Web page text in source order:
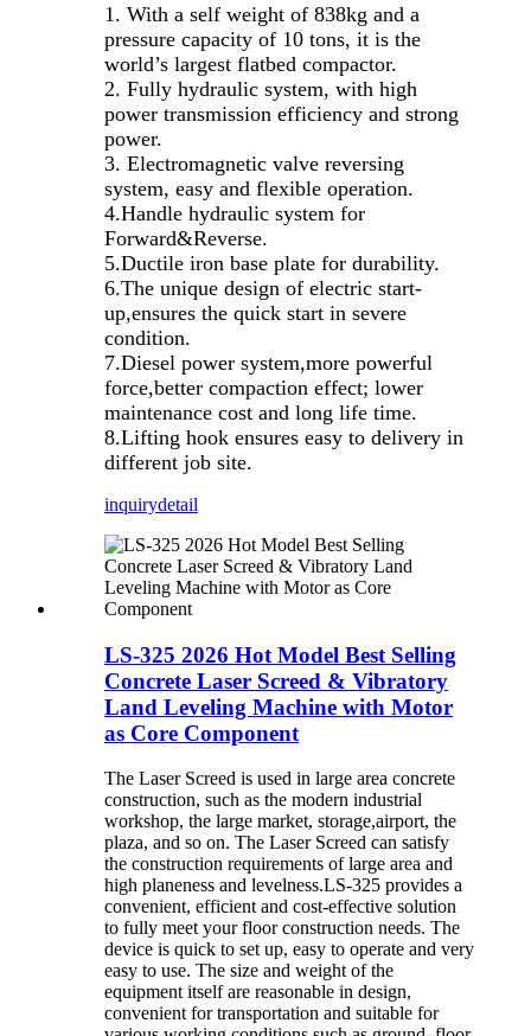
1. With a self weight of 838kg and a
pressure capacity of 10 tons, it is the
world’s largest flatbed compactor.
2. Fully hydraulic system, with high
power transmission efficiency and strong
power.
3. Electromagnetic valve reversing
system, easy and flexible operation.
4.Handle hydraulic system for
Forward&Reverse.
5.Ductile iron base plate for durability.
6.The unique design of electric start-
up,ensures the quick start in severe
condition.
7.Diesel power system,more powerful
force,better compaction effect; lower
maintenance cost and long life time.
8.Lifting hook ensures easy to delivery in
different job site.
inquirydetail
LS-325 2026 Hot Model Best Selling
Concrete Laser Screed & Vibratory
Land Leveling Machine with Motor
as Core Component
The Laser Screed is used in large area concrete
construction, such as the modern industrial
workshop, the large market, storage,airport, the
plaza, and so on. The Laser Screed can satisfy
the construction requirements of large area and
high planeness and levelness.LS-325 provides a
convenient, efficient and cost-effective solution
to fully meet your floor construction needs. The
device is quick to set up, easy to operate and very
easy to use. The size and weight of the
equipment itself are reasonable in design,
convenient for transportation and suitable for